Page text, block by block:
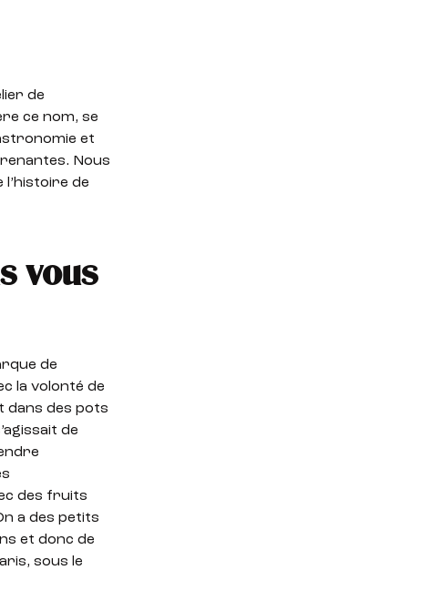
de
ce nom, se
et
Nous
de
vous
de
la volonté de
dans des pots
de
des fruits
a des petits
et donc de
sous le